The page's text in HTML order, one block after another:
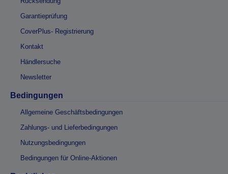
Garantieprüfung
CoverPlus- Registrierung
Kontakt
Händlersuche
Newsletter
Bedingungen
Allgemeine Geschäftsbedingungen
Zahlungs- und Lieferbedingungen
Nutzungsbedingungen
Bedingungen für Online-Aktionen